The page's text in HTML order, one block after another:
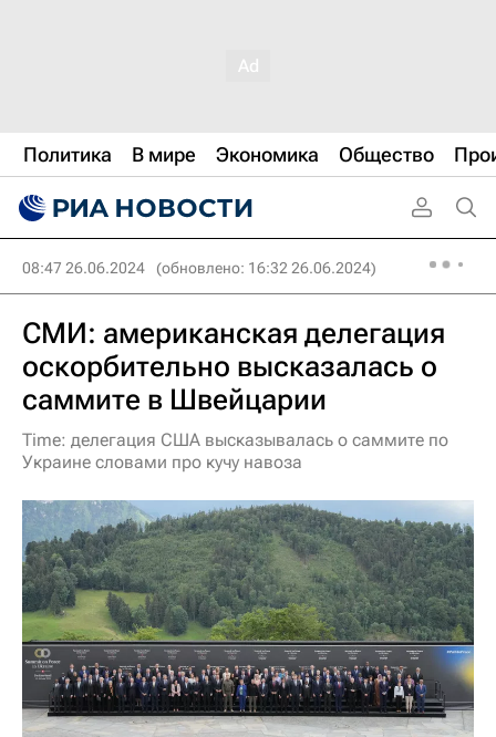
Политика В мире Экономика Общество
08:47 26.06.2024 (обновлено: 16:32 26.06.2024)
СМИ: американская делегация
оскорбительно высказалась о
саммите в Швейцарии
Time: делегация США высказывалась о саммите по
Украине словами про кучу навоза